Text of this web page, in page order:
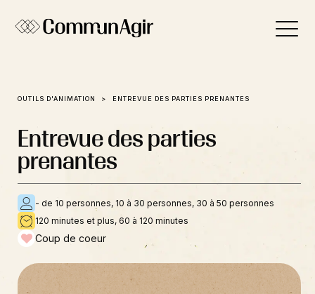
OUTILS D'ANIMATION ENTREVUE DES PARTIES PRENANTES
Entrevue des parties
prenantes
- de 10 personnes, 10 à 30 personnes, 30 à 50 personnes
120 minutes et plus, 60 à 120 minutes
Coup de coeur